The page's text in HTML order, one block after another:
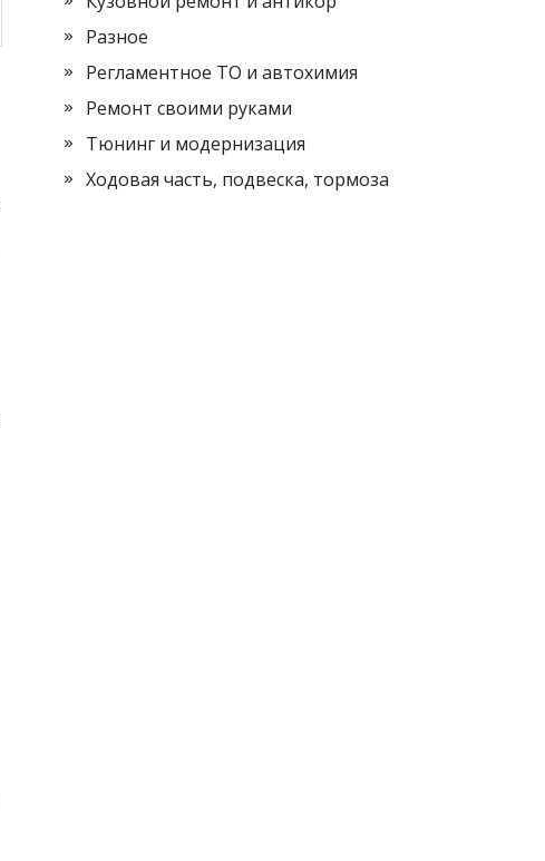
Разное
Регламентное ТО и автохимия
Ремонт своими руками
Тюнинг и модернизация
Ходовая часть, подвеска, тормоза